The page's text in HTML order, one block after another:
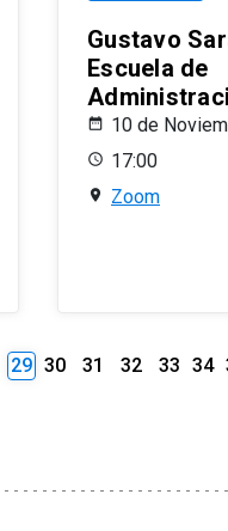
Gustavo
Escuela de
10 de
17:00
Zoom
29 30 31 32 33 34